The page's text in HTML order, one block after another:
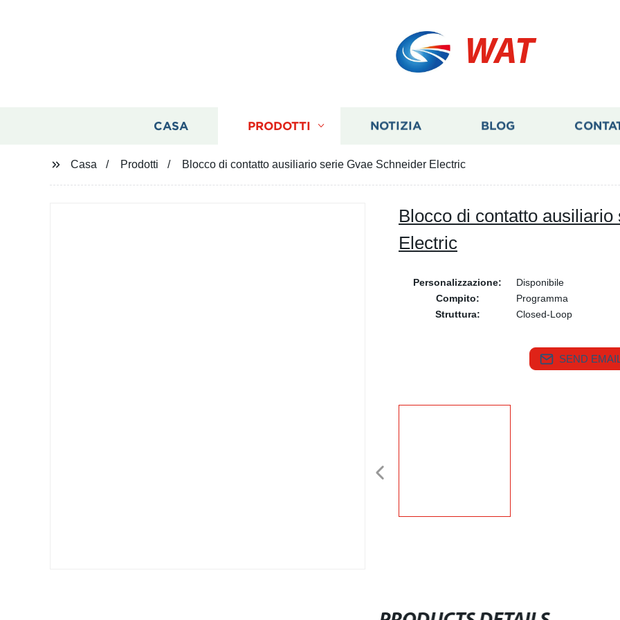
WAT
CASA PRODOTTI NOTIZIA BLOG
Casa Prodotti Blocco di contatto ausiliario serie Gvae Schneider Electric
Blocco di contatto
Electric
Personalizzazione:
Disponibile
Compito:
Programma
Struttura:
Closed-Loop
SEND